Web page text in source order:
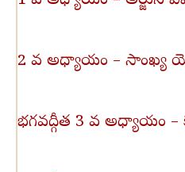
2 వ అధ్యాయం – సాంఖ్య
భగవద్గీత 3 వ అధ్యాయం –